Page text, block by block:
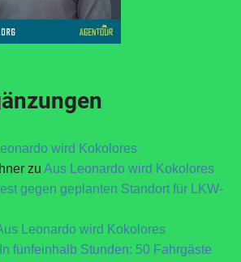
wird Kokolores
zu Aus Leonardo wird Kokolores
gegen geplanten Standort für LKW-
Leonardo wird Kokolores
In fünfeinhalb Stunden: 50 Fahrgäste